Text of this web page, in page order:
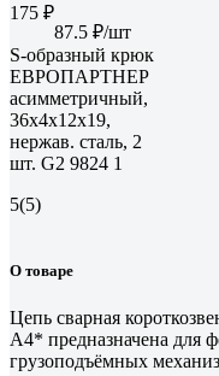
175 ₽
87.5 ₽/шт
S-образный крюк
ЕВРОПАРТНЕР
асимметричный,
36х4х12х19,
нержав. сталь, 2
шт. G2 9824 1
5(5)
О товаре
Цепь сварная
А4* предназначена для
грузоподъёмных